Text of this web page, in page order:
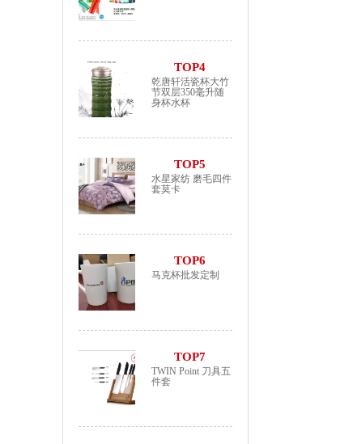
TOP4
乾唐轩活瓷杯大竹
节双层350毫升随
身杯水杯
TOP5
水星家纺 磨毛四件
套莫卡
TOP6
马克杯批发定制
TOP7
TWIN Point 刀具五
件套